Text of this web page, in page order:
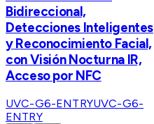
Bidireccional,
Detecciones Inteligentes
y Reconocimiento Facial,
con Visión Nocturna IR,
Acceso por NFC
UVC-G6-ENTRYUVC-G6-
ENTRY